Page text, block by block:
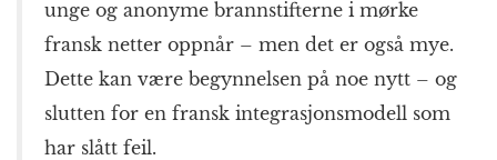
unge og anonyme brannstifterne i mørke
fransk netter oppnår – men det er også mye.
Dette kan være begynnelsen på noe nytt – og
slutten for en fransk integrasjonsmodell som
har slått feil.